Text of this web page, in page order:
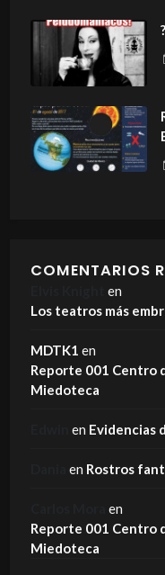
COMENTARIOS
en
Los teatros más
MDTK1 en
Reporte 001 Centro
Miedoteca
en Evidencias
en Rostros
en
Reporte 001 Centro
Miedoteca